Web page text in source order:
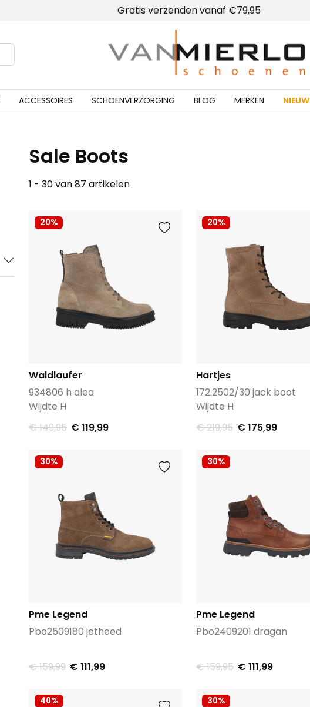
Lokale winkel met schoenmakerij
ACCESSOIRES SCHOENVERZORGING BLOG MERKEN NIEUW
Sale Boots
1 - 30 van 87 artikelen
20%
Waldlaufer
934806 h alea
Wijdte H
€ 149,95 € 119,99
20%
Hartjes
172.2502/30 jack boot
Wijdte H
€ 219,95 € 175,99
30%
Pme Legend
Pbo2509180 jetheed
€ 159,99 € 111,99
30%
Pme Legend
Pbo2409201 dragan
€ 159,95 € 111,99
40% 30%